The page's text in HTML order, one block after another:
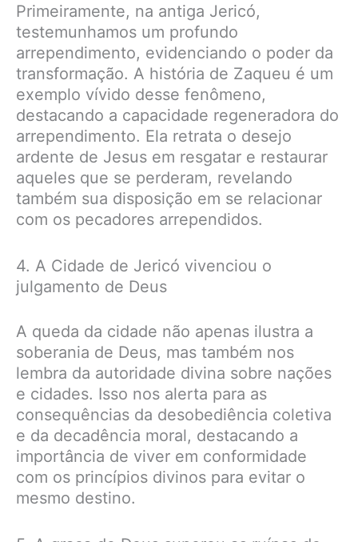
Primeiramente, na antiga Jericó,
testemunhamos um profundo
arrependimento, evidenciando o poder da
transformação. A história de Zaqueu é um
exemplo vívido desse fenômeno,
destacando a capacidade regeneradora do
arrependimento. Ela retrata o desejo
ardente de Jesus em resgatar e restaurar
aqueles que se perderam, revelando
também sua disposição em se relacionar
com os pecadores arrependidos.
4. A Cidade de Jericó vivenciou o
julgamento de Deus
A queda da cidade não apenas ilustra a
soberania de Deus, mas também nos
lembra da autoridade divina sobre nações
e cidades. Isso nos alerta para as
consequências da desobediência coletiva
e da decadência moral, destacando a
importância de viver em conformidade
com os princípios divinos para evitar o
mesmo destino.